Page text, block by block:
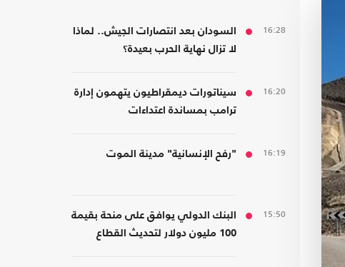
16:28
السودان بعد انتصارات الجيش.. لماذا
لا تزال نهاية الحرب بعيدة؟
16:20
سيناتورات ديمقراطيون يتهمون إدارة
ترامب بمساندة اعتداءات
16:19 "رفح الإنسانية" مدينة الموت
15:50
البنك الدولي يوافق على منحة بقيمة
100 مليون دولار لتحديث القطاع